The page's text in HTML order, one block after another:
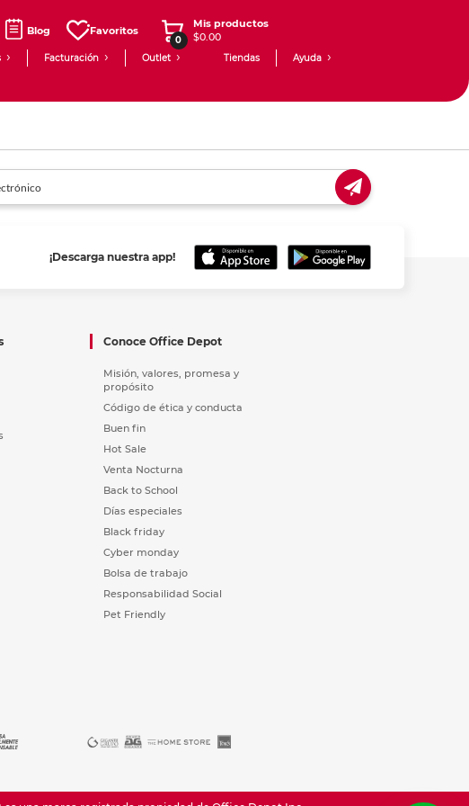
Blog Favoritos
0
Mis productos
$0.00
Facturación Outlet Tiendas Ayuda
¡Descarga nuestra app!
Conoce Office Depot
Misión, valores, promesa y
propósito
Código de ética y conducta
Buen fin
Hot Sale
Venta Nocturna
Back to School
Días especiales
Black friday
Cyber monday
Bolsa de trabajo
Responsabilidad Social
Pet Friendly